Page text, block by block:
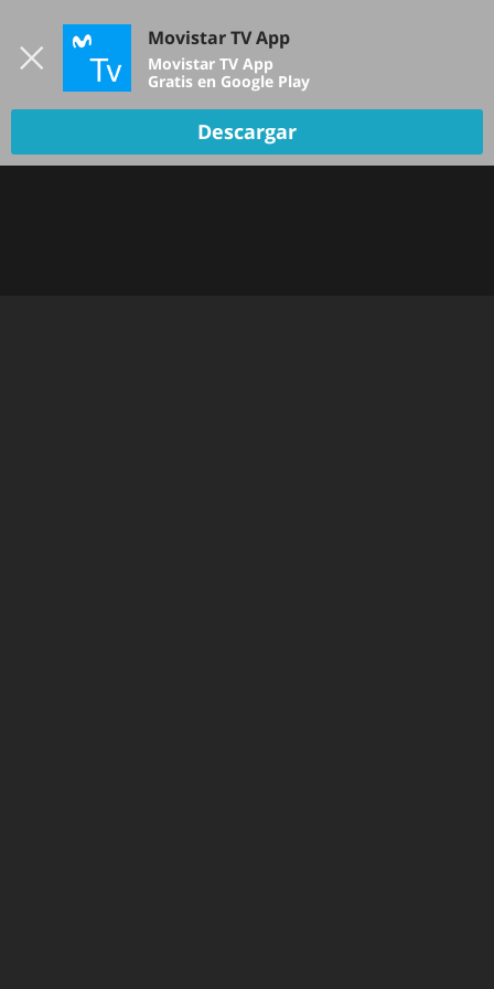
TV EN VIVO
Movistar TV App
Movistar TV App
Gratis en Google Play
Descargar